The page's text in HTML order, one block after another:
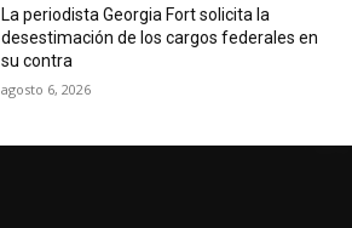
La periodista Georgia Fort solicita la
desestimación de los cargos federales en
su contra
agosto 6, 2026